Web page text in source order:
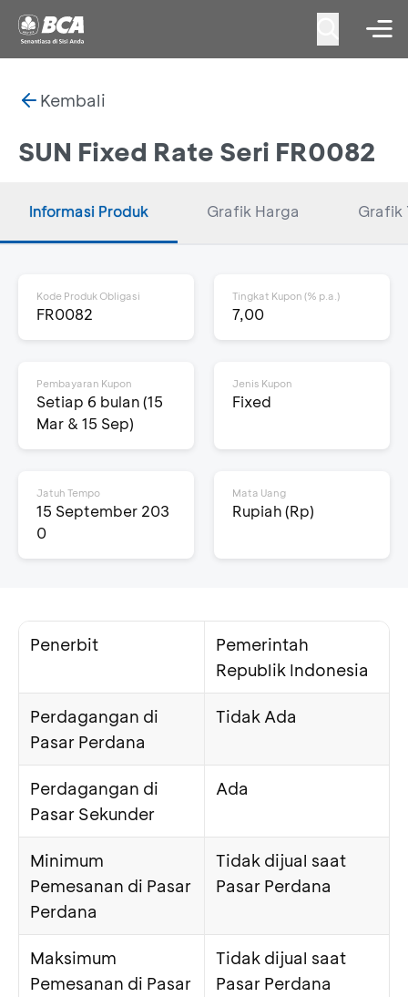
Kembali
SUN Fixed Rate Seri FR0082
Informasi Produk Grafik Harga Grafik
Kode Produk Obligasi
FR0082
Tingkat Kupon (% p.a.)
7,00
Pembayaran Kupon
Setiap 6 bulan (15
Mar & 15 Sep)
Jenis Kupon
Fixed
Jatuh Tempo
15 September 203
0
Mata Uang
Rupiah (Rp)
Penerbit
Pemerintah
Republik Indonesia
Perdagangan di
Pasar Perdana
Tidak Ada
Perdagangan di
Pasar Sekunder
Ada
Minimum
Pemesanan di Pasar
Perdana
Tidak dijual saat
Pasar Perdana
Maksimum
Pemesanan di Pasar
Tidak dijual saat
Pasar Perdana